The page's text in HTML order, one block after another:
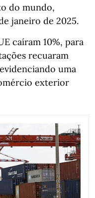
do mundo,
janeiro de 2025.
caíram 10%, para
recuaram
uma
exterior